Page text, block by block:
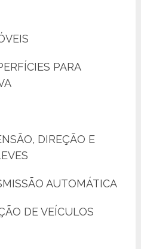
PARA
DIREÇÃO E
AUTOMÁTICA
DE VEÍCULOS